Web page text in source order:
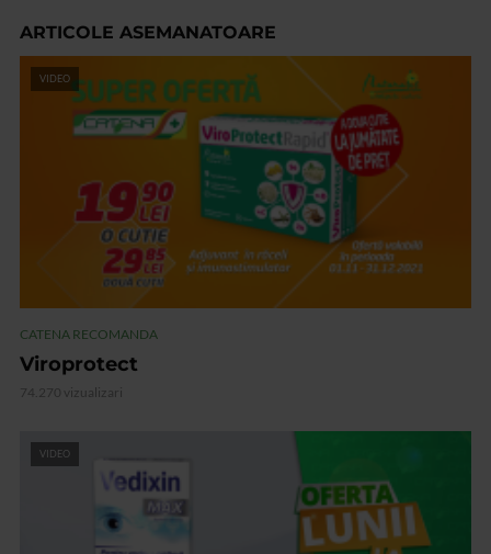
ARTICOLE ASEMANATOARE
VIDEO
CATENA RECOMANDA
Viroprotect
74.270 vizualizari
VIDEO